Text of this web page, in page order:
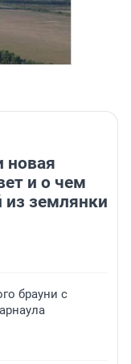
новая
и о чем
землянки
брауни с